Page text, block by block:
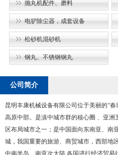
抛丸机配件、磨料
电驴除尘器，成套设备
松砂机混砂机
钢丸、不锈钢钢丸
公司简介
昆明丰康机械设备有限公司位于美丽的“
高原中部。是滇中城市群的核心圈 、亚
区布局城市之一；是中国面向东南亚、南
城，我国重要的旅游、商贸城市，西部地
中南半岛、南亚次大陆 各国进行经济贸易